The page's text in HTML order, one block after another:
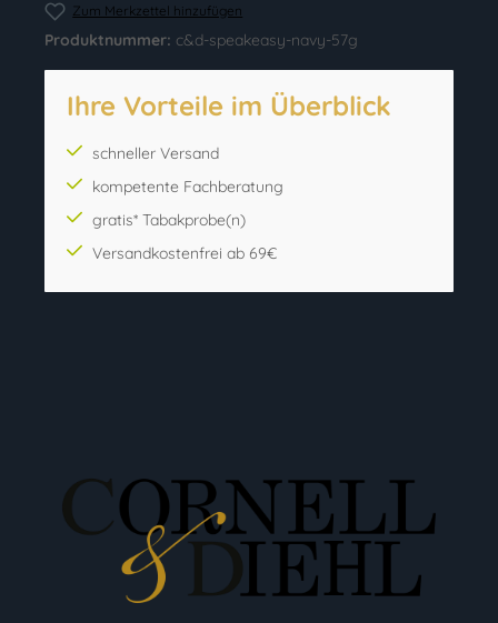
Zum Merkzettel hinzufügen
Produktnummer: c&d-speakeasy-navy-57g
Ihre Vorteile im Überblick
schneller Versand
kompetente Fachberatung
gratis* Tabakprobe(n)
Versandkostenfrei ab 69€